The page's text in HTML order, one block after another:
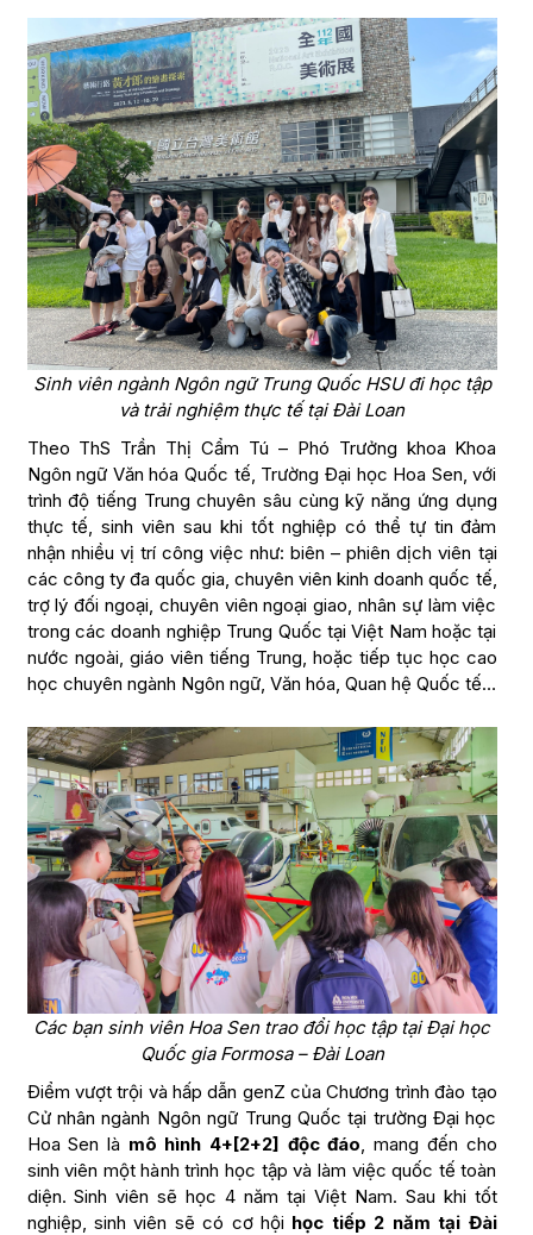
Sinh viên ngành Ngôn ngữ Trung Quốc HSU đi học tập
và trải nghiệm thực tế tại Đài Loan
Theo ThS Trần Thị Cẩm Tú – Phó Trưởng khoa Khoa
Ngôn ngữ Văn hóa Quốc tế, Trường Đại học Hoa Sen, với
trình độ tiếng Trung chuyên sâu cùng kỹ năng ứng dụng
thực tế, sinh viên sau khi tốt nghiệp có thể tự tin đảm
nhận nhiều vị trí công việc như: biên – phiên dịch viên tại
các công ty đa quốc gia, chuyên viên kinh doanh quốc tế,
trợ lý đối ngoại, chuyên viên ngoại giao, nhân sự làm việc
trong các doanh nghiệp Trung Quốc tại Việt Nam hoặc tại
nước ngoài, giáo viên tiếng Trung, hoặc tiếp tục học cao
học chuyên ngành Ngôn ngữ, Văn hóa, Quan hệ Quốc tế…
Các bạn sinh viên Hoa Sen trao đổi học tập tại Đại học
Quốc gia Formosa – Đài Loan
Điểm vượt trội và hấp dẫn genZ của Chương trình đào tạo
Cử nhân ngành Ngôn ngữ Trung Quốc tại trường Đại học
Hoa Sen là mô hình 4+[2+2] độc đáo, mang đến cho
sinh viên một hành trình học tập và làm việc quốc tế toàn
diện. Sinh viên sẽ học 4 năm tại Việt Nam. Sau khi tốt
nghiệp, sinh viên sẽ có cơ hội học tiếp 2 năm tại Đài